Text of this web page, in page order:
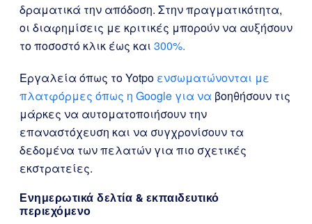
δραματικά την απόδοση. Στην πραγματικότητα,
οι διαφημίσεις με κριτικές μπορούν να αυξήσουν
το ποσοστό κλικ έως και 300%.
Εργαλεία όπως το Yotpo ενσωματώνονται με
πλατφόρμες όπως η Google για να βοηθήσουν τις
μάρκες να αυτοματοποιήσουν την
επαναστόχευση και να συγχρονίσουν τα
δεδομένα των πελατών για πιο σχετικές
εκστρατείες.
Ενημερωτικά δελτία & εκπαιδευτικό
περιεχόμενο